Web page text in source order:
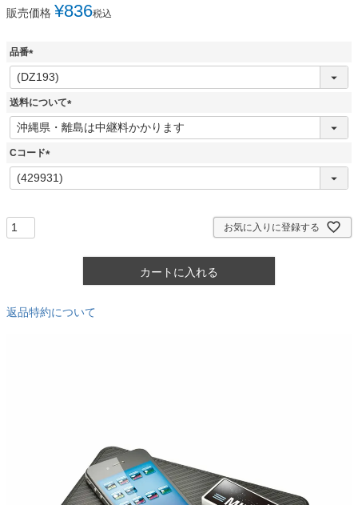
販売価格 ¥836税込
品番
(
必
須
送料について
(
必
Cコード
(
必
お気に入りに登録する
カートに入れる
返品特約について